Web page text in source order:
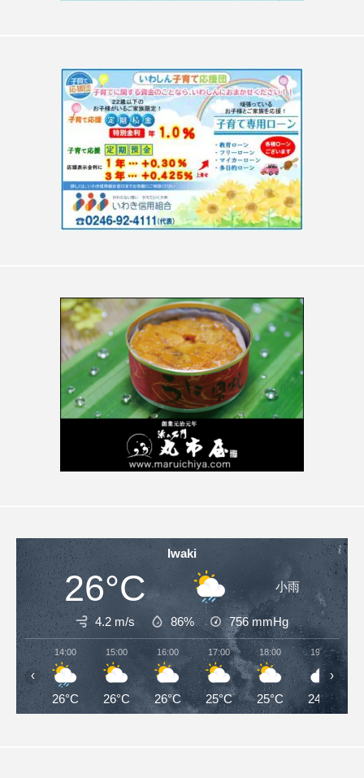
Iwaki
26°C 小雨
4.2 m/s 86% 756mmHg
14:00
26°C
15:00
26°C
16:00
26°C
17:00
25°C
18:00
25°C
19:00
24°C
‹ ›